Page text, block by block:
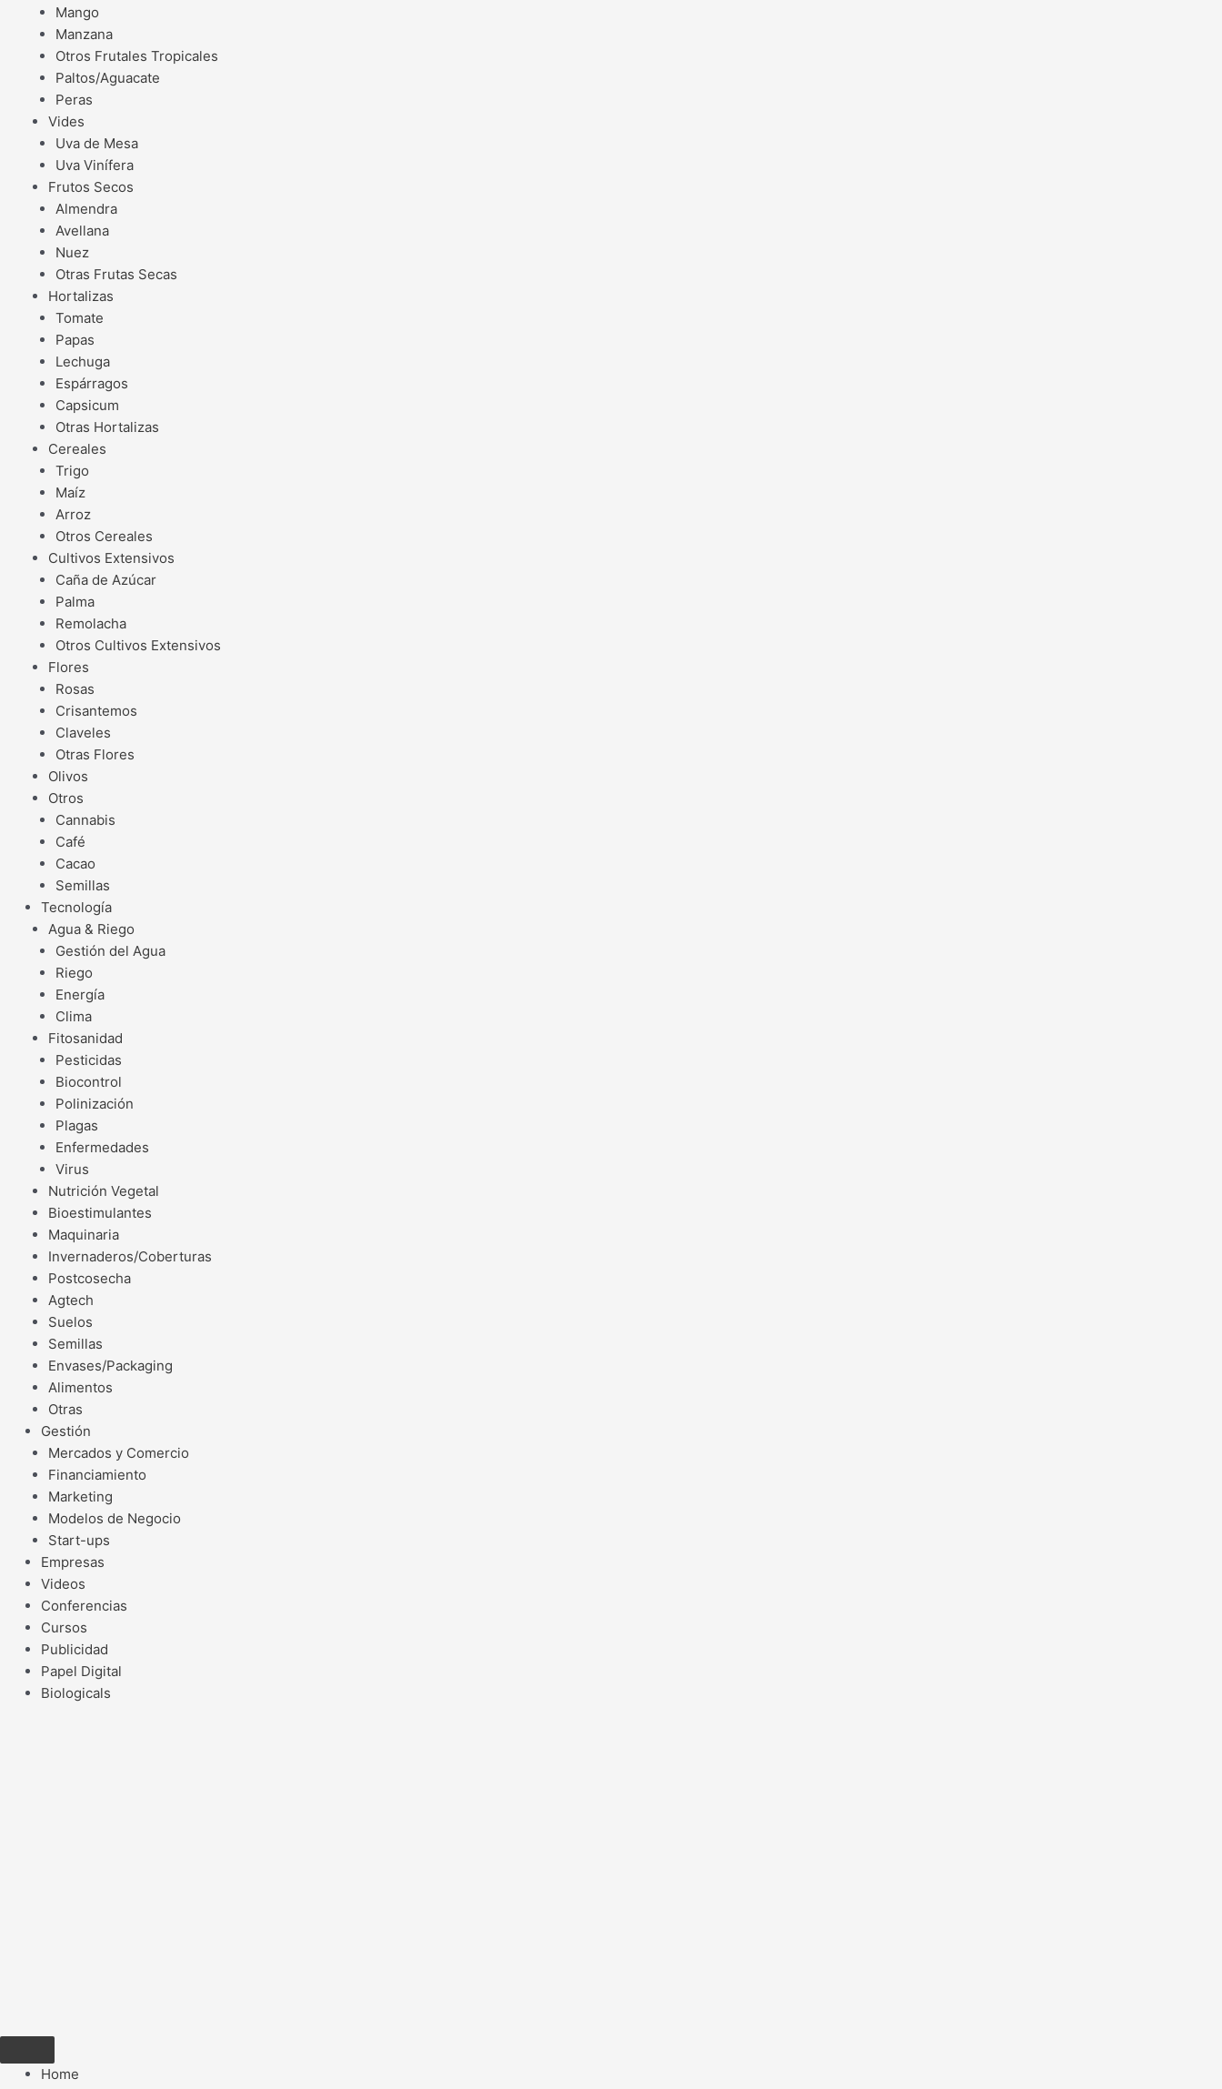
Mango
Manzana
Otros Frutales Tropicales
Paltos/Aguacate
Peras
Vides
Uva de Mesa
Uva Vinífera
Frutos Secos
Almendra
Avellana
Nuez
Otras Frutas Secas
Hortalizas
Tomate
Papas
Lechuga
Espárragos
Capsicum
Otras Hortalizas
Cereales
Trigo
Maíz
Arroz
Otros Cereales
Cultivos Extensivos
Caña de Azúcar
Palma
Remolacha
Otros Cultivos Extensivos
Flores
Rosas
Crisantemos
Claveles
Otras Flores
Olivos
Otros
Cannabis
Café
Cacao
Semillas
Tecnología
Agua & Riego
Gestión del Agua
Riego
Energía
Clima
Fitosanidad
Pesticidas
Biocontrol
Polinización
Plagas
Enfermedades
Virus
Nutrición Vegetal
Bioestimulantes
Maquinaria
Invernaderos/Coberturas
Postcosecha
Agtech
Suelos
Semillas
Envases/Packaging
Alimentos
Otras
Gestión
Mercados y Comercio
Financiamiento
Marketing
Modelos de Negocio
Start-ups
Empresas
Videos
Conferencias
Cursos
Publicidad
Papel Digital
Biologicals
Home